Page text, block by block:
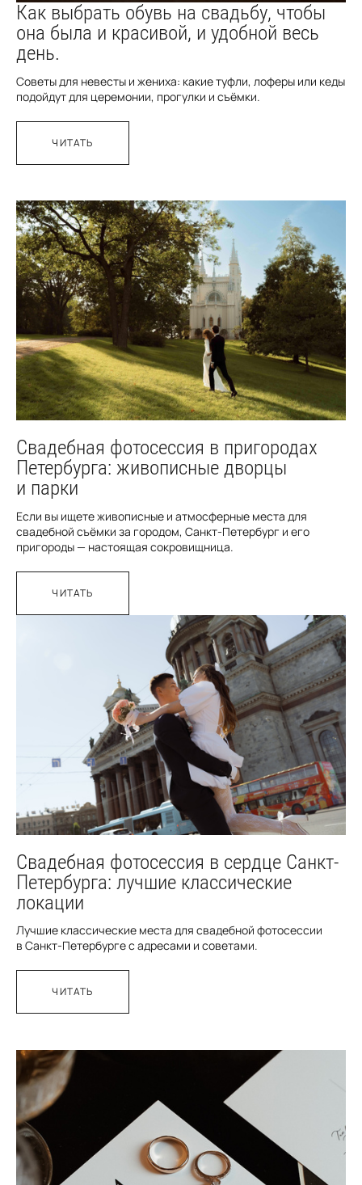
Как выбрать обувь на свадьбу, чтобы
она была и красивой, и удобной весь
день.
Советы для невесты и жениха: какие туфли, лоферы или кеды
подойдут для церемонии, прогулки и съёмки.
ЧИТАТЬ
Свадебная фотосессия в пригородах
Петербурга: живописные дворцы
и парки
Если вы ищете живописные и атмосферные места для
свадебной съёмки за городом, Санкт-Петербург и его
пригороды — настоящая сокровищница.
ЧИТАТЬ
Свадебная фотосессия в сердце Санкт-
Петербурга: лучшие классические
локации
Лучшие классические места для свадебной фотосессии
в Санкт-Петербурге с адресами и советами.
ЧИТАТЬ